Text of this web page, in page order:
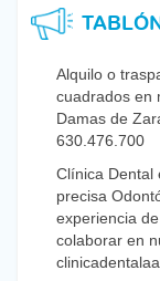
Alquilo o
cuadrados en
Damas de
630.476.700
Clínica Dental
precisa
experiencia
colaborar en